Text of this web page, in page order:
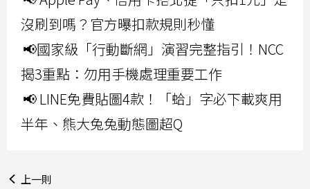
沒刷到嗎？官方曝扣款規則秒懂
📢國家級「行動斷網」演習完整指引！NCC
揭3重點：勿用手機處理重要工作
📢 LINE免費貼圖4款！「蛤」字必下載爽用
半年、熊大兔兔動態圖超Q
上一則